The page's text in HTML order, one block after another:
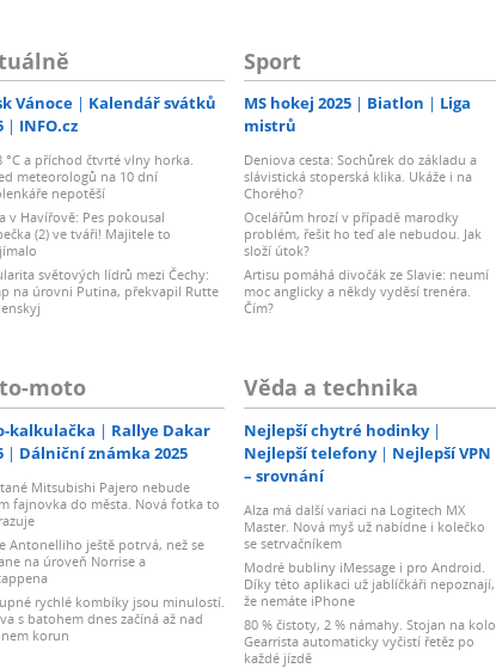
Vánoce
Kalendář svátků
INFO.cz
°C a příchod čtvrté vlny horka.
meteorologů na 10 dní
nepotěší
v Havířově: Pes pokousal
(2) ve tváři! Majitele to
světových lídrů mezi Čechy:
na úrovni Putina, překvapil Rutte
Sport
MS hokej 2025 Biatlon
Liga
mistrů
Deniova cesta: Sochůrek do základu a
slávistická stoperská klika. Ukáže i na
Chorého?
Ocelářům hrozí v případě marodky
problém, řešit ho teď ale nebudou. Jak
složí útok?
Artisu pomáhá divočák ze Slavie: neumí
moc anglicky a někdy vyděsí trenéra.
Čím?
moto
kalkulačka
Rallye Dakar
Dálniční známka 2025
Mitsubishi Pajero nebude
fajnovka do města. Nová fotka to
Antonelliho ještě potrvá, než se
na úroveň Norrise a
rychlé kombíky jsou minulostí.
s batohem dnes začíná až nad
korun
Věda a technika
Nejlepší chytré hodinky
Nejlepší telefony
Nejlepší VPN
– srovnání
Alza má další variaci na Logitech MX
Master. Nová myš už nabídne i kolečko
se setrvačníkem
Modré bubliny iMessage i pro Android.
Díky této aplikaci už jablíčkáři nepoznají,
že nemáte iPhone
80 % čistoty, 2 % námahy. Stojan na kolo
Gearrista automaticky vyčistí řetěz po
každé jízdě